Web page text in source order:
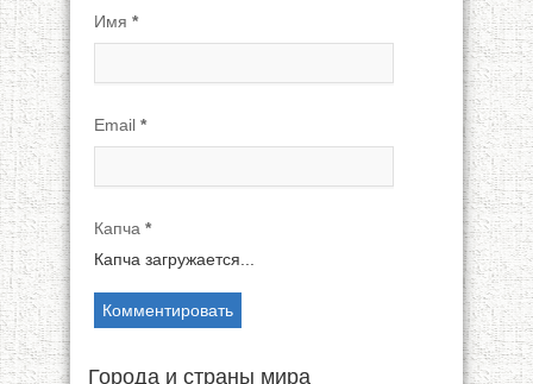
Имя *
Email *
Капча *
Капча загружается...
Города и страны мира